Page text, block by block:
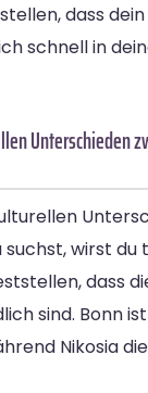
dass
schnell in
Unterschieden
suchst, wirst
dass
sind. Bonn
Nikosia